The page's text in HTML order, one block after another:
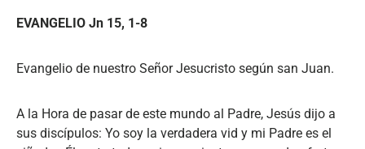
EVANGELIO Jn 15, 1-8
Evangelio de nuestro Señor Jesucristo según san Juan.
A la Hora de pasar de este mundo al Padre, Jesús dijo a
sus discípulos: Yo soy la verdadera vid y mi Padre es el